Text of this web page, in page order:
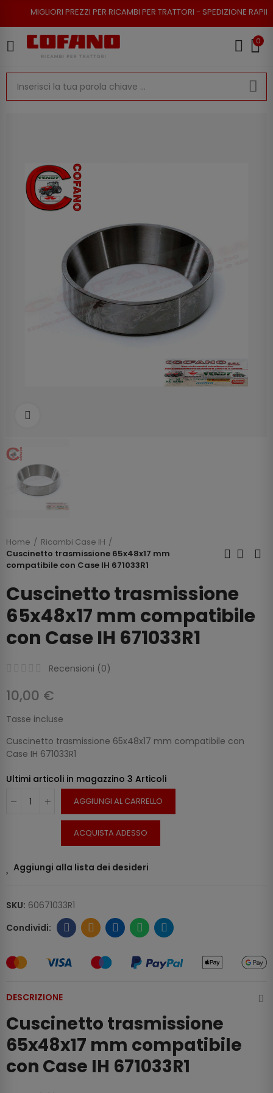
PREZZI PER RICAMBI PER TRATTORI - SPEDIZIONE RAPIDA - RESO
0
Home
Ricambi Case IH
Cuscinetto trasmissione 65x48x17 mm
compatibile con Case IH 671033R1
Cuscinetto trasmissione
65x48x17 mm compatibile
con Case IH 671033R1
Recensioni (0)
10,00 €
Tasse incluse
Cuscinetto trasmissione 65x48x17 mm compatibile con
Case IH 671033R1
Ultimi articoli in magazzino 3 Articoli
AGGIUNGI AL CARRELLO
ACQUISTA ADESSO
Aggiungi alla lista dei desideri
SKU: 60671033R1
DESCRIZIONE
Cuscinetto trasmissione
65x48x17 mm compatibile
con Case IH 671033R1